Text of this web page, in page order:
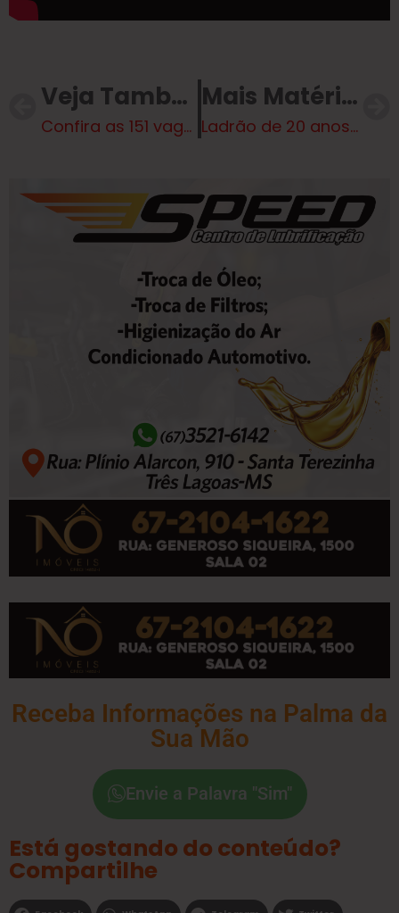
Veja Também
Confira as 151 vagas de emprego em Três Lagoas e região nesta terça-feira
Mais Matérias
Ladrão de 20 anos de idade, que furtou cartão de crédito é indiciado pela Polícia em Três Lagoas
Receba Informações na Palma da
Sua Mão
Envie a Palavra "Sim"
Está gostando do conteúdo?
Compartilhe